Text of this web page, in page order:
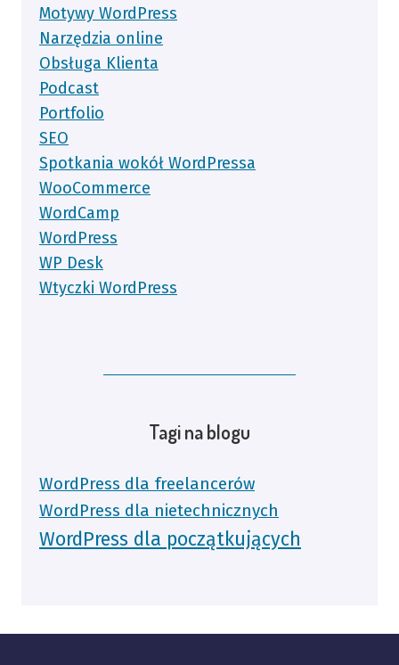
Motywy WordPress
Narzędzia online
Obsługa Klienta
Podcast
Portfolio
SEO
Spotkania wokół WordPressa
WooCommerce
WordCamp
WordPress
WP Desk
Wtyczki WordPress
Tagi na blogu
WordPress dla freelancerów
WordPress dla nietechnicznych
WordPress dla początkujących